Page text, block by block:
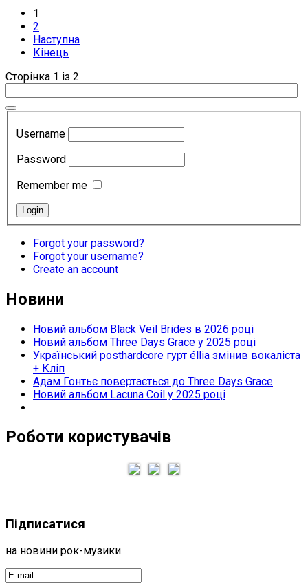
1
2
Наступна
Кінець
Сторінка 1 із 2
Username
Password
Remember me
Forgot your password?
Forgot your username?
Create an account
Новини
Новий альбом Black Veil Brides в 2026 році
Новий альбом Three Days Grace у 2025 році
Український posthardcore гурт éllia змінив вокаліста
+ Кліп
Адам Гонтьє повертається до Three Days Grace
Новий альбом Lacuna Coil у 2025 році
Роботи користувачів
Підписатися
на новини рок-музики.